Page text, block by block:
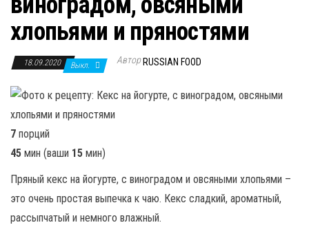
хлопьями и пряностями
18.09.2020 Выкл. Автор RUSSIAN FOOD
7 порций
45 мин (ваши 15 мин)
Пряный кекс на йогурте, с виноградом и овсяными хлопьями –
это очень простая выпечка к чаю. Кекс сладкий, ароматный,
рассыпчатый и немного влажный.